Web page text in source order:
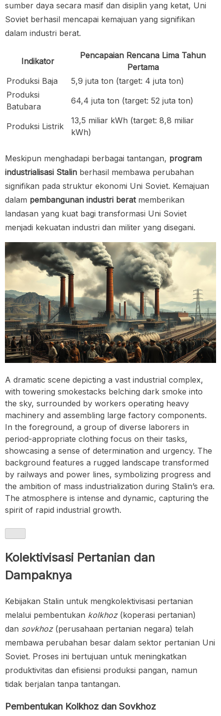
sumber daya secara masif dan disiplin yang ketat, Uni
Soviet berhasil mencapai kemajuan yang signifikan
dalam industri berat.
Indikator
Pencapaian Rencana Lima Tahun
Pertama
Produksi Baja
5,9 juta ton (target: 4 juta ton)
Produksi
Batubara
64,4 juta ton (target: 52 juta ton)
Produksi Listrik
13,5 miliar kWh (target: 8,8 miliar
kWh)
Meskipun menghadapi berbagai tantangan, program
industrialisasi Stalin berhasil membawa perubahan
signifikan pada struktur ekonomi Uni Soviet. Kemajuan
dalam pembangunan industri beratmemberikan
landasan yang kuat bagi transformasi Uni Soviet
menjadi kekuatan industri dan militer yang disegani.
A dramatic scene depicting a vast industrial complex,
with towering smokestacks belching dark smoke into
the sky, surrounded by workers operating heavy
machinery and assembling large factory components.
In the foreground, a group of diverse laborers in
period-appropriate clothing focus on their tasks,
showcasing a sense of determination and urgency. The
background features a rugged landscape transformed
by railways and power lines, symbolizing progress and
the ambition of mass industrialization during Stalin’s era.
The atmosphere is intense and dynamic, capturing the
spirit of rapid industrial growth.
Kolektivisasi Pertanian dan
Dampaknya
Kebijakan Stalin untuk mengkolektivisasi pertanian
melalui pembentukan kolkhoz(koperasi pertanian)
dan sovkhoz(perusahaan pertanian negara) telah
membawa perubahan besar dalam sektor pertanian Uni
Soviet. Proses ini bertujuan untuk meningkatkan
produktivitas dan efisiensi produksi pangan, namun
tidak berjalan tanpa tantangan.
Pembentukan Kolkhoz dan Sovkhoz